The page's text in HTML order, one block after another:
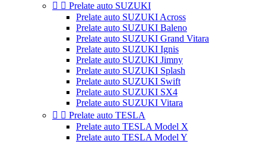
  Prelate auto SUZUKI
Prelate auto SUZUKI Across
Prelate auto SUZUKI Baleno
Prelate auto SUZUKI Grand Vitara
Prelate auto SUZUKI Ignis
Prelate auto SUZUKI Jimny
Prelate auto SUZUKI Splash
Prelate auto SUZUKI Swift
Prelate auto SUZUKI SX4
Prelate auto SUZUKI Vitara
  Prelate auto TESLA
Prelate auto TESLA Model X
Prelate auto TESLA Model Y